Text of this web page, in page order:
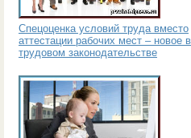
Спецоценка условий труда вместо
аттестации рабочих мест – новое в
трудовом законодательстве